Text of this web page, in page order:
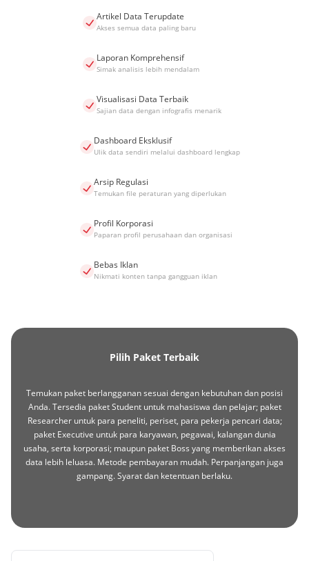
Artikel Data Terupdate
Akses semua data paling baru
Laporan Komprehensif
Simak analisis lebih mendalam
Visualisasi Data Terbaik
Sajian data dengan infografis menarik
Dashboard Eksklusif
Ulik data sendiri melalui dashboard lengkap
Arsip Regulasi
Temukan file peraturan yang diperlukan
Profil Korporasi
Paparan profil perusahaan dan organisasi
Bebas Iklan
Nikmati konten tanpa gangguan iklan
Pilih Paket Terbaik
Temukan paket berlangganan sesuai dengan kebutuhan dan posisi
Anda. Tersedia paket Student untuk mahasiswa dan pelajar; paket
Researcher untuk para peneliti, periset, para pekerja pencari data;
paket Executive untuk para karyawan, pegawai, kalangan dunia
usaha, serta korporasi; maupun paket Boss yang memberikan akses
data lebih leluasa. Metode pembayaran mudah. Perpanjangan juga
gampang. Syarat dan ketentuan berlaku.